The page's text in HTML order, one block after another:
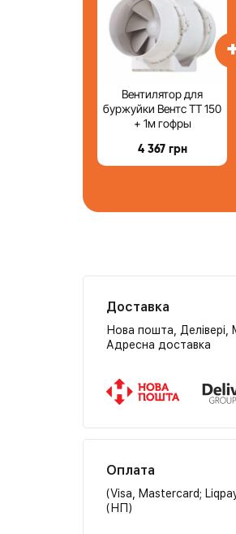
Вентилятор для
буржуйки Вентс ТТ 150
+ 1м гофры
4 367грн
Доставка
Нова пошта, Делівері,
Адресна доставка
Оплата
(Visa, Mastercard;
(НП)